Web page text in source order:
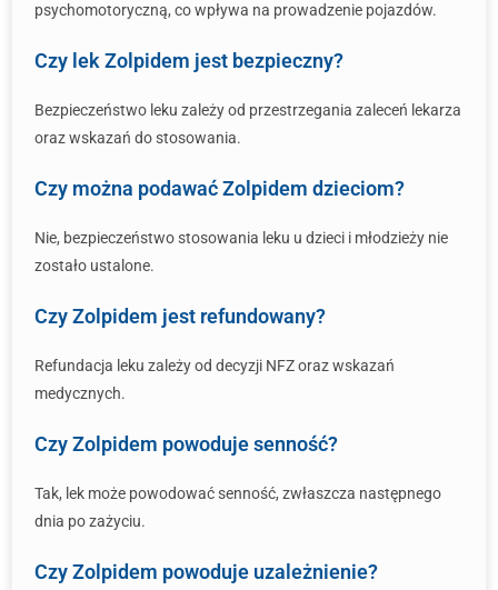
psychomotoryczną, co wpływa na prowadzenie pojazdów.
Czy lek Zolpidem jest bezpieczny?
Bezpieczeństwo leku zależy od przestrzegania zaleceń lekarza
oraz wskazań do stosowania.
Czy można podawać Zolpidem dzieciom?
Nie, bezpieczeństwo stosowania leku u dzieci i młodzieży nie
zostało ustalone.
Czy Zolpidem jest refundowany?
Refundacja leku zależy od decyzji NFZ oraz wskazań
medycznych.
Czy Zolpidem powoduje senność?
Tak, lek może powodować senność, zwłaszcza następnego
dnia po zażyciu.
Czy Zolpidem powoduje uzależnienie?